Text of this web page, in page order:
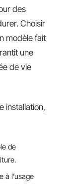
des
Choisir
modèle fait
une
de vie
installation,
de
à l’usage